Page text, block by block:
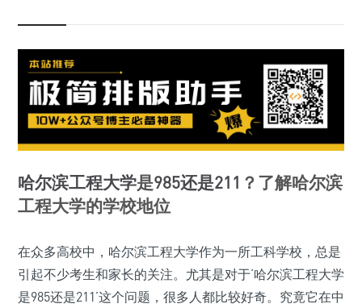
哈尔滨工程大学是985还是211 ？了解哈尔滨
工程大学的学校地位
在众多高校中，哈尔滨工程大学作为一所工科学校，总是
引起不少考生和家长的关注。尤其是对于‘哈尔滨工程大学
是985还是211’这个问题，很多人都比较好奇。究竟它在中